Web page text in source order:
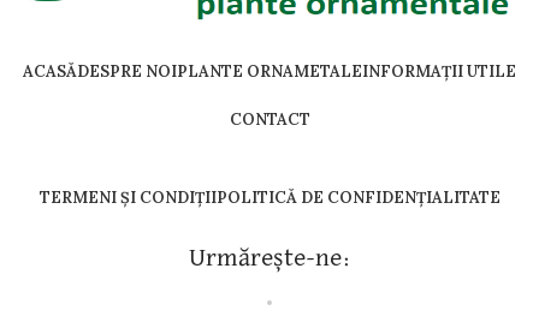
ACASĂDESPRE NOIPLANTE ORNAMETALEINFORMAȚII UTILE
CONTACT
TERMENI ȘI CONDIȚIIPOLITICĂ DE CONFIDENȚIALITATE
Urmărește-ne: